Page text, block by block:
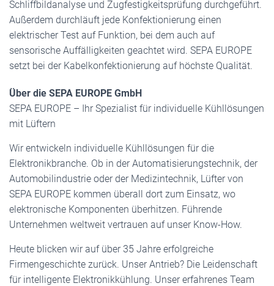
Schliffbildanalyse und Zugfestigkeitsprüfung durchgeführt.
Außerdem durchläuft jede Konfektionierung einen
elektrischer Test auf Funktion, bei dem auch auf
sensorische Auffälligkeiten geachtet wird. SEPA EUROPE
setzt bei der Kabelkonfektionierung auf höchste Qualität.
Über die SEPA EUROPE GmbH
SEPA EUROPE – Ihr Spezialist für individuelle Kühllösungen
mit Lüftern
Wir entwickeln individuelle Kühllösungen für die
Elektronikbranche. Ob in der Automatisierungstechnik, der
Automobilindustrie oder der Medizintechnik, Lüfter von
SEPA EUROPE kommen überall dort zum Einsatz, wo
elektronische Komponenten überhitzen. Führende
Unternehmen weltweit vertrauen auf unser Know-How.
Heute blicken wir auf über 35 Jahre erfolgreiche
Firmengeschichte zurück. Unser Antrieb? Die Leidenschaft
für intelligente Elektronikkühlung. Unser erfahrenes Team